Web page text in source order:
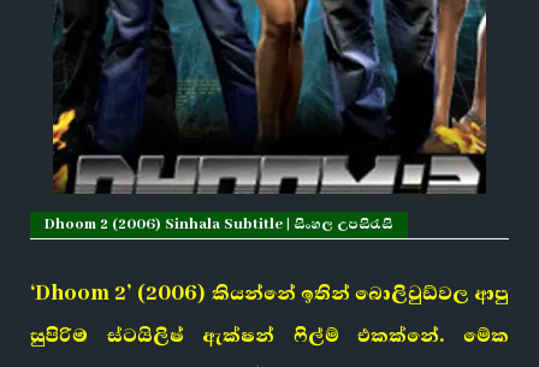
Dhoom 2 (2006) Sinhala Subtitle | සිංහල උපසිරැසි
‘Dhoom 2’ (2006) කියන්නේ ඉතින් බොලිවුඩ්වල ආපු
සුපිරිම ස්ටයිලිෂ් ඇක්ෂන් ෆිල්ම් එකක්නේ. මේක